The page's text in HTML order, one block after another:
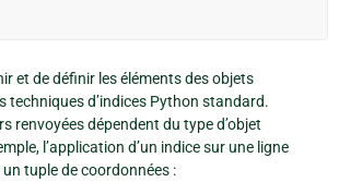
et de définir les éléments des objets
techniques d’indices Python standard.
renvoyées dépendent du type d’objet
l’application d’un indice sur une ligne
un tuple de coordonnées :